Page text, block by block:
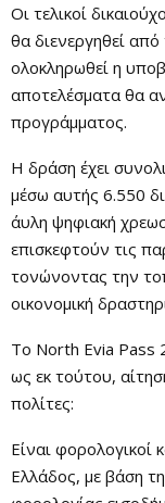
Οι τελικοί
θα διενεργηθεί
ολοκληρωθεί η
αποτελέσματα θα
προγράμματος.
Η δράση έχει
μέσω αυτής 6.550
άυλη ψηφιακή
επισκεφτούν τις
τονώνοντας την
οικονομική
To North Evia Pass
ως εκ τούτου,
πολίτες:
Είναι φορολογικοί
Ελλάδος, με βάση